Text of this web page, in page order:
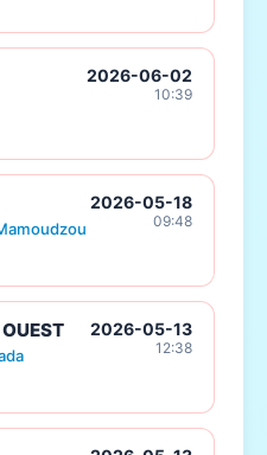
2026-06-02
10:39
2026-05-18
09:48
2026-05-13
12:38